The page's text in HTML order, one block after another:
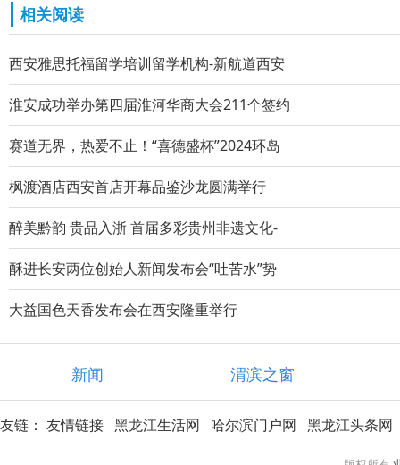
相关阅读
西安雅思托福留学培训留学机构-新航道西安
淮安成功举办第四届淮河华商大会211个签约
赛道无界，热爱不止！“喜德盛杯”2024环岛
枫渡酒店西安首店开幕品鉴沙龙圆满举行
醉美黔韵 贵品入浙 首届多彩贵州非遗文化-
酥进长安两位创始人新闻发布会“吐苦水”势
大益国色天香发布会在西安隆重举行
新闻 渭滨之窗
友链： 友情链接 黑龙江生活网 哈尔滨门户网 黑龙江头条网